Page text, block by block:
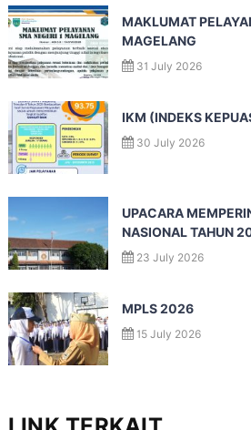
MAKLUMAT
MAGELANG
31 July 2026
IKM (INDEKS
30 July 2026
UPACARA
NASIONAL TAHUN
23 July 2026
MPLS 2026
15 July 2026